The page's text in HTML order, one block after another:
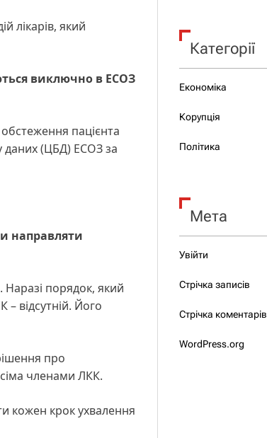
лікарів, який
виключно в ЕСОЗ
пацієнта
даних (ЦБД) ЕСОЗ за
направляти
порядок, який
відсутній. Його
про
членами ЛКК.
кожен крок ухвалення
Категорії
Економіка
Корупція
Політика
Мета
Увійти
Стрічка записів
Стрічка коментарів
WordPress.org